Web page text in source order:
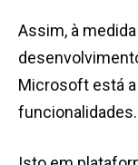
Assim, à
Microsoft está
funcionalidades.